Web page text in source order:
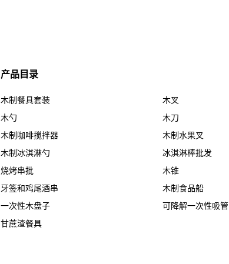
产品目录
木制餐具套装
木叉
木勺
木刀
木制咖啡搅拌器
木制水果叉
木制冰淇淋勺
冰淇淋棒批发
烧烤串批
木锥
牙签和鸡尾酒串
木制食品船
一次性木盘子
可降解一次性吸管
甘蔗渣餐具